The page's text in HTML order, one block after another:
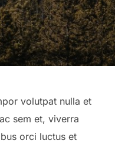
volutpat nulla et
sem et, viverra
orci luctus et